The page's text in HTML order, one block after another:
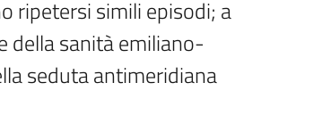
ripetersi simili episodi; a
della sanità emiliano-
seduta antimeridiana